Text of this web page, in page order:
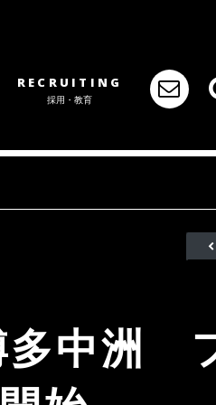
RECRUITING
採用・教育
多中洲